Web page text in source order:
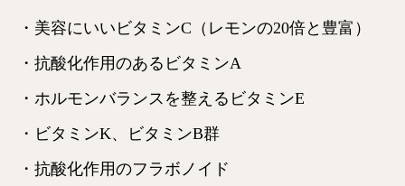
・美容にいいビタミンC（レモンの20倍と豊富）
・抗酸化作用のあるビタミンA
・ホルモンバランスを整えるビタミンE
・ビタミンK、ビタミンB群
・抗酸化作用のフラボノイド